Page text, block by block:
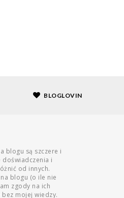
BLOGLOVIN
blogu są szczere i
doświadczenia i
od innych.
blogu (o ile nie
zgody na ich
mojej wiedzy.